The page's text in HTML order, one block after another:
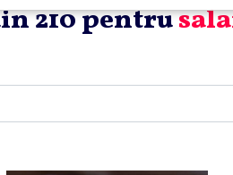
210 pentru